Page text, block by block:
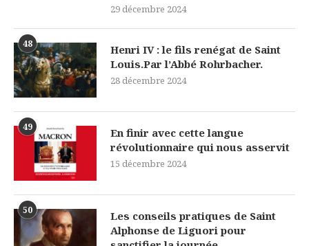
29 décembre 2024
48
Henri IV : le fils renégat de Saint
Louis.Par l’Abbé Rohrbacher.
28 décembre 2024
49
En finir avec cette langue
révolutionnaire qui nous asservit
15 décembre 2024
50
Les conseils pratiques de Saint
Alphonse de Liguori pour